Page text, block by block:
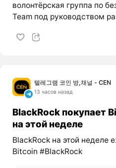
волонтёрская группа по
Team под руководством
텔레그램 코인 방,채널 - CEN
13 часов назад
BlackRock покупает
на этой неделе
BlackRock на этой неделе
Bitcoin #BlackRock